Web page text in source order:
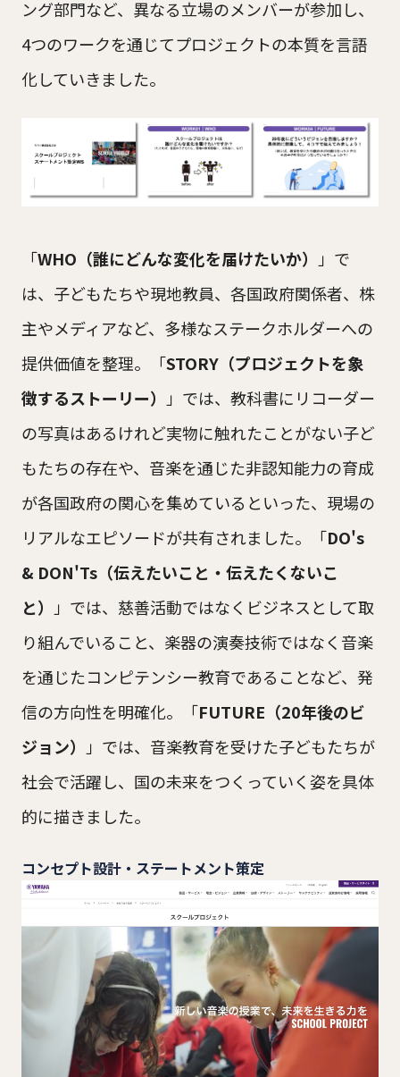
ング部門など、異なる立場のメンバーが参加し、
4つのワークを通じてプロジェクトの本質を言語
化していきました。
「WHO（誰にどんな変化を届けたいか）
」で
は、子どもたちや現地教員、各国政府関係者、株
主やメディアなど、多様なステークホルダーへの
提供価値を整理。「STORY（プロジェクトを象
徴するストーリー）
」では、教科書にリコーダー
の写真はあるけれど実物に触れたことがない子ど
もたちの存在や、音楽を通じた非認知能力の育成
が各国政府の関心を集めているといった、現場の
リアルなエピソードが共有されました。「DO's
& DON'Ts（伝えたいこと・伝えたくないこ
と）
」では、慈善活動ではなくビジネスとして取
り組んでいること、楽器の演奏技術ではなく音楽
を通じたコンピテンシー教育であることなど、発
信の方向性を明確化。「FUTURE（20年後のビ
ジョン）
」では、音楽教育を受けた子どもたちが
社会で活躍し、国の未来をつくっていく姿を具体
的に描きました。
コンセプト設計・ステートメント策定